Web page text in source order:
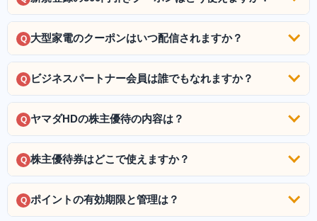
Q 大型家電のクーポンはいつ配信されますか？
Q ビジネスパートナー会員は誰でもなれますか？
Q ヤマダHDの株主優待の内容は？
Q 株主優待券はどこで使えますか？
Q ポイントの有効期限と管理は？